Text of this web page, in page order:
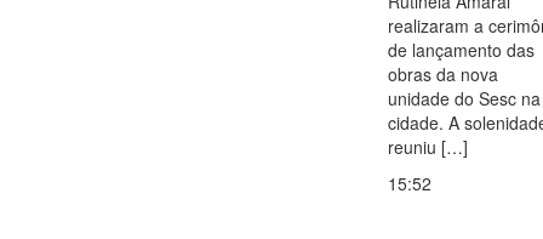
realizaram a
de lançamento das
obras da nova
unidade do Sesc na
cidade. A
reuniu […]
15:52